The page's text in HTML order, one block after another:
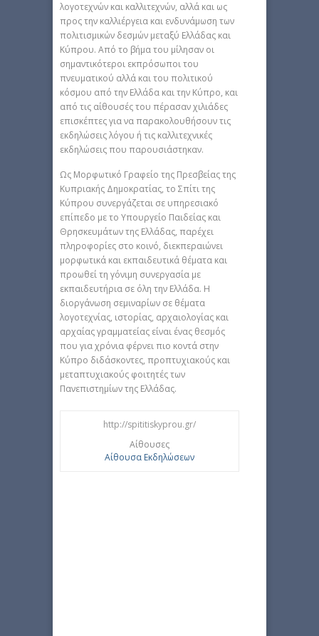
λογοτεχνών και καλλιτεχνών, αλλά και ως
προς την καλλιέργεια και ενδυνάμωση των
πολιτισμικών δεσμών μεταξύ Ελλάδας και
Κύπρου. Από το βήμα του μίλησαν οι
σημαντικότεροι εκπρόσωποι του
πνευματικού αλλά και του πολιτικού
κόσμου από την Ελλάδα και την Κύπρο, και
από τις αίθουσές του πέρασαν χιλιάδες
επισκέπτες για να παρακολουθήσουν τις
εκδηλώσεις λόγου ή τις καλλιτεχνικές
εκδηλώσεις που παρουσιάστηκαν.
Ως Μορφωτικό Γραφείο της Πρεσβείας της
Κυπριακής Δημοκρατίας, το Σπίτι της
Κύπρου συνεργάζεται σε υπηρεσιακό
επίπεδο με το Υπουργείο Παιδείας και
Θρησκευμάτων της Ελλάδας, παρέχει
πληροφορίες στο κοινό, διεκπεραιώνει
μορφωτικά και εκπαιδευτικά θέματα και
προωθεί τη γόνιμη συνεργασία με
εκπαιδευτήρια σε όλη την Ελλάδα. Η
διοργάνωση σεμιναρίων σε θέματα
λογοτεχνίας, ιστορίας, αρχαιολογίας και
αρχαίας γραμματείας είναι ένας θεσμός
που για χρόνια φέρνει πιο κοντά στην
Κύπρο διδάσκοντες, προπτυχιακούς και
μεταπτυχιακούς φοιτητές των
Πανεπιστημίων της Ελλάδας.
http://spititiskyprou.gr/
Αίθουσες
Αίθουσα Εκδηλώσεων